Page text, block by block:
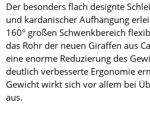
Der besonders flach designte
und kardanischer Aufhängung
160° großen Schwenkbereich
das Rohr der neuen Giraffen aus
eine enorme Reduzierung des
deutlich verbesserte Ergonomie
Gewicht wirkt sich vor allem bei
aus.